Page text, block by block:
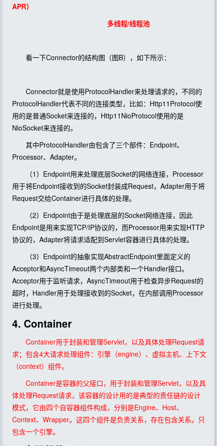
APR）
多线程/线程池
看一下Connector的结构图（图B），如下所示：
Connector就是使用ProtocolHandler来处理请求的，不同的
ProtocolHandler代表不同的连接类型，比如：Http11Protocol使
用的是普通Socket来连接的，Http11NioProtocol使用的是
NioSocket来连接的。
其中ProtocolHandler由包含了三个部件：Endpoint、
Processor、Adapter。
（1）Endpoint用来处理底层Socket的网络连接，Processor
用于将Endpoint接收到的Socket封装成Request，Adapter用于将
Request交给Container进行具体的处理。
（2）Endpoint由于是处理底层的Socket网络连接，因此
Endpoint是用来实现TCP/IP协议的，而Processor用来实现HTTP
协议的，Adapter将请求适配到Servlet容器进行具体的处理。
（3）Endpoint的抽象实现AbstractEndpoint里面定义的
Acceptor和AsyncTimeout两个内部类和一个Handler接口。
Acceptor用于监听请求，AsyncTimeout用于检查异步Request的
超时，Handler用于处理接收到的Socket，在内部调用Processor
进行处理。
4. Container
Container用于封装和管理Servlet，以及具体处理Request请
求；包含4大请求处理组件：引擎（engine）、虚拟主机、上下文
（context）组件。
Container是容器的父接口，用于封装和管理Servlet，以及具
体处理Request请求，该容器的设计用的是典型的责任链的设计
模式，它由四个自容器组件构成，分别是Engine、Host、
Context、Wrapper。这四个组件是负责关系，存在包含关系。只
包含一个引擎。